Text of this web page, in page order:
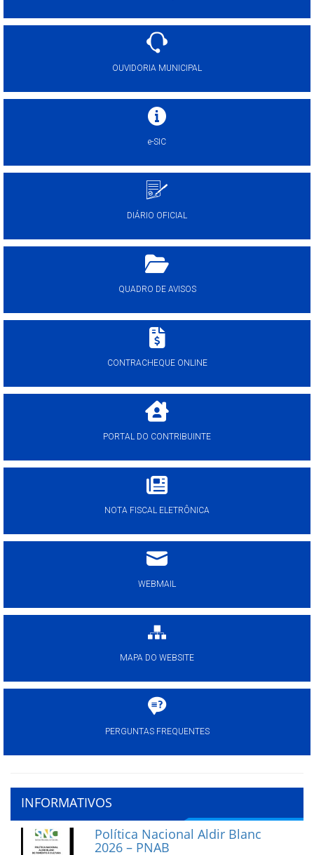
OUVIDORIA MUNICIPAL
e-SIC
DIÁRIO OFICIAL
QUADRO DE AVISOS
CONTRACHEQUE ONLINE
PORTAL DO CONTRIBUINTE
NOTA FISCAL ELETRÔNICA
WEBMAIL
MAPA DO WEBSITE
PERGUNTAS FREQUENTES
INFORMATIVOS
Política Nacional Aldir Blanc
2026 – PNAB